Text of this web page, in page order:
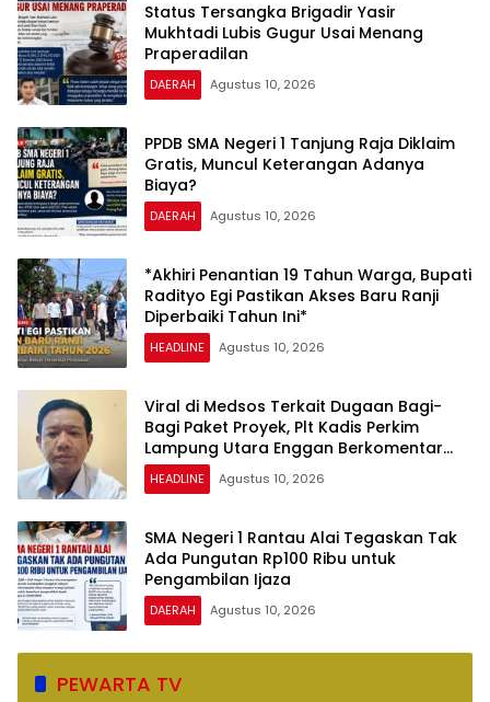
Status Tersangka Brigadir Yasir
Mukhtadi Lubis Gugur Usai Menang
Praperadilan
DAERAH Agustus 10, 2026
PPDB SMA Negeri 1 Tanjung Raja Diklaim
Gratis, Muncul Keterangan Adanya
Biaya?
DAERAH Agustus 10, 2026
*Akhiri Penantian 19 Tahun Warga, Bupati
Radityo Egi Pastikan Akses Baru Ranji
Diperbaiki Tahun Ini*
HEADLINE Agustus 10, 2026
Viral di Medsos Terkait Dugaan Bagi-
Bagi Paket Proyek, Plt Kadis Perkim
Lampung Utara Enggan Berkomentar
Banyak
HEADLINE Agustus 10, 2026
SMA Negeri 1 Rantau Alai Tegaskan Tak
Ada Pungutan Rp100 Ribu untuk
Pengambilan Ijaza
DAERAH Agustus 10, 2026
PEWARTA TV